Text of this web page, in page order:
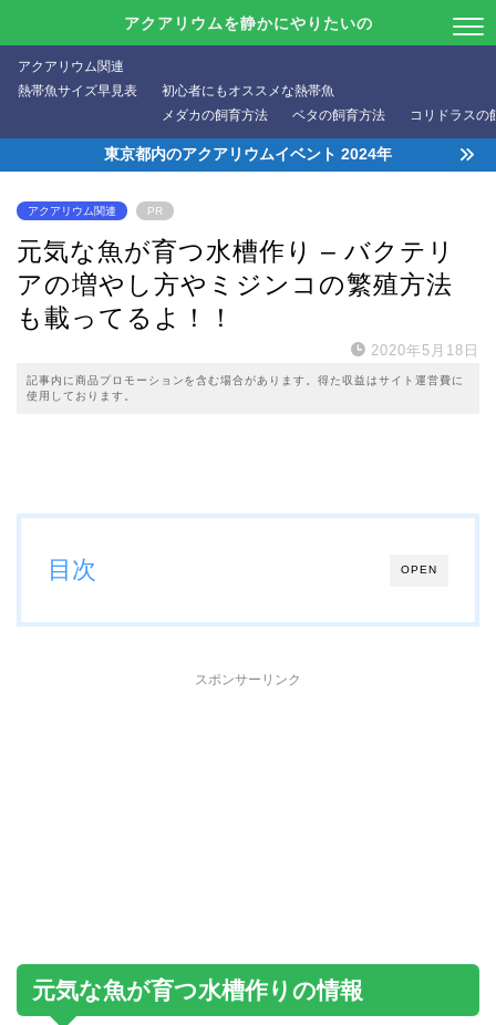
アクアリウムを静かにやりたいの
アクアリウム関連
熱帯魚サイズ早見表
初心者にもオススメな熱帯魚
メダカの飼育方法
ベタの飼育方法 コリドラスの
東京都内のアクアリウムイベント 2024年
アクアリウム関連 PR
元気な魚が育つ水槽作り – バクテリ
アの増やし方やミジンコの繁殖方法
も載ってるよ！！
2020年5月18日
記事内に商品プロモーションを含む場合があります。得た収益はサイト運営費に
使用しております。
OPEN
目次
スポンサーリンク
元気な魚が育つ水槽作りの情報